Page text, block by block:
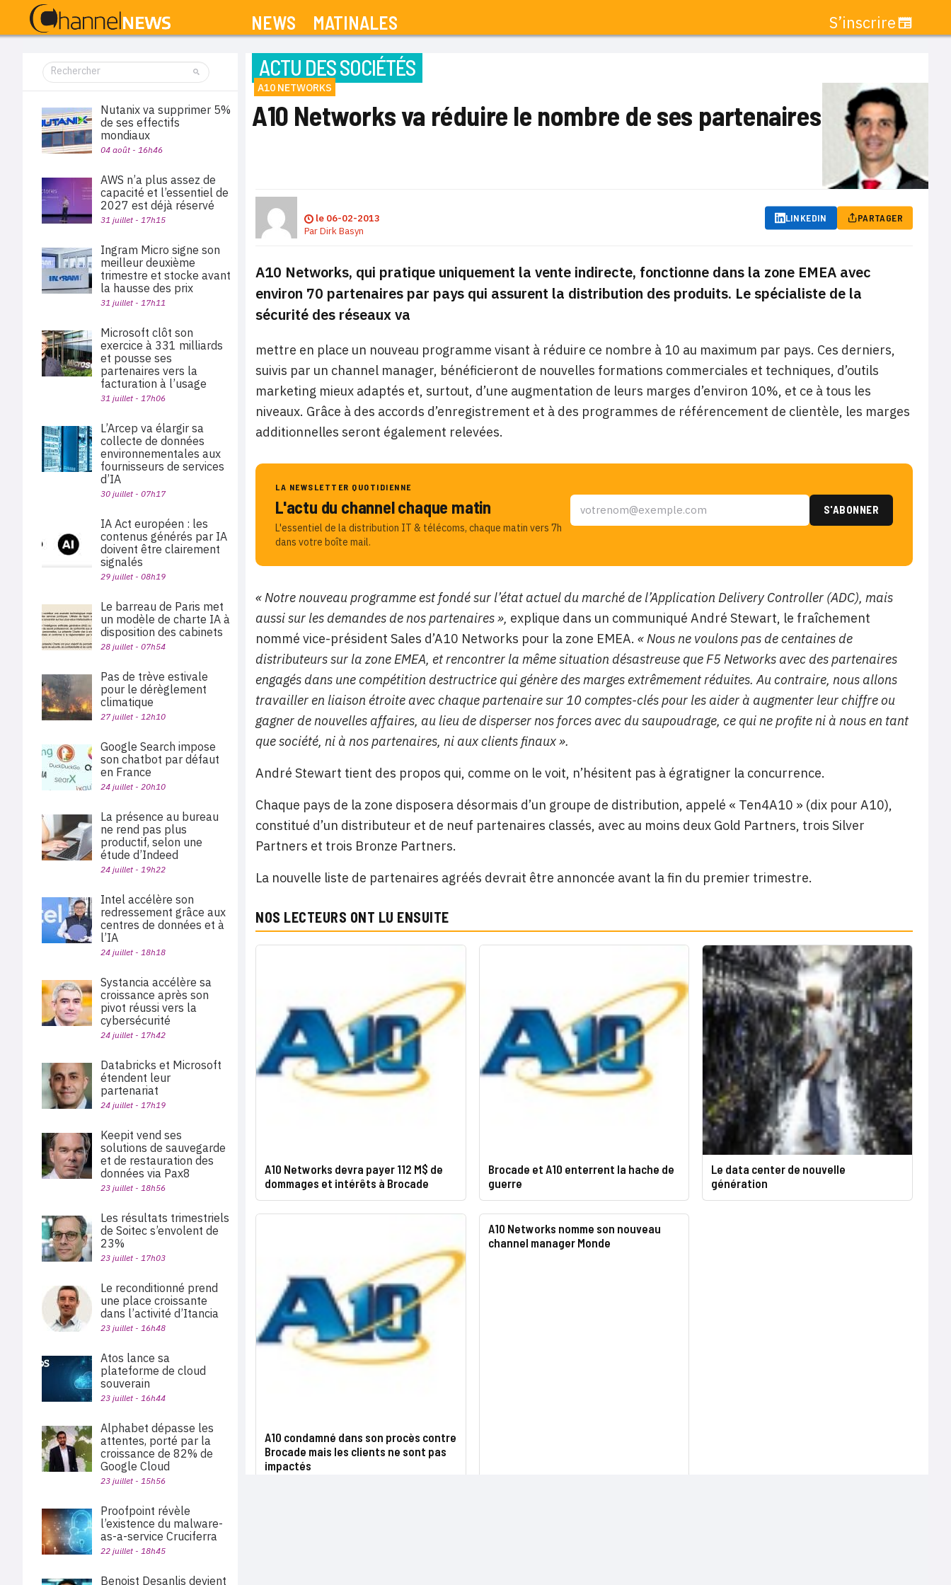
NEWS MATINALES S’inscrire
ACTU DES SOCIÉTÉS
A10 NETWORKS
A10 Networks va réduire le nombre de ses partenaires
le 06-02-2013
ParDirk Basyn
LINKEDIN PARTAGER
A10 Networks, qui pratique uniquement la vente indirecte, fonctionne dans la zone EMEA avec
environ 70 partenaires par pays qui assurent la distribution des produits. Le spécialiste de la
sécurité des réseaux va
mettre en place un nouveau programme visant à réduire ce nombre à 10 au maximum par pays. Ces derniers,
suivis par un channel manager, bénéficieront de nouvelles formations commerciales et techniques, d’outils
marketing mieux adaptés et, surtout, d’une augmentation de leurs marges d’environ 10%, et ce à tous les
niveaux. Grâce à des accords d’enregistrement et à des programmes de référencement de clientèle, les marges
additionnelles seront également relevées.
LA NEWSLETTER QUOTIDIENNE
L'actu du channel chaque matin
L'essentiel de la distribution IT & télécoms, chaque matin vers 7h
dans votre boîte mail.
« Notre nouveau programme est fondé sur l’état actuel du marché de l’Application Delivery Controller (ADC), mais
aussi sur les demandes de nos partenaires », explique dans un communiqué André Stewart, le fraîchement
nommé vice-président Sales d’A10 Networks pour la zone EMEA. « Nous ne voulons pas de centaines de
distributeurs sur la zone EMEA, et rencontrer la même situation désastreuse que F5 Networks avec des partenaires
engagés dans une compétition destructrice qui génère des marges extrêmement réduites. Au contraire, nous allons
travailler en liaison étroite avec chaque partenaire sur 10 comptes-clés pour les aider à augmenter leur chiffre ou
gagner de nouvelles affaires, au lieu de disperser nos forces avec du saupoudrage, ce qui ne profite ni à nous en tant
que société, ni à nos partenaires, ni aux clients finaux ».
André Stewart tient des propos qui, comme on le voit, n’hésitent pas à égratigner la concurrence.
Chaque pays de la zone disposera désormais d’un groupe de distribution, appelé « Ten4A10 » (dix pour A10),
constitué d’un distributeur et de neuf partenaires classés, avec au moins deux Gold Partners, trois Silver
Partners et trois Bronze Partners.
La nouvelle liste de partenaires agréés devrait être annoncée avant la fin du premier trimestre.
NOS LECTEURS ONT LU ENSUITE
A10 Networks devra payer 112 M$ de
dommages et intérêts à Brocade
Brocade et A10 enterrent la hache de
guerre
Le data center de nouvelle
génération
A10 condamné dans son procès contre
Brocade mais les clients ne sont pas
impactés
A10 Networks nomme son nouveau
channel manager Monde
Nutanix va supprimer 5%
de ses effectifs
mondiaux
04 août - 16h46
AWS n’a plus assez de
capacité et l’essentiel de
2027 est déjà réservé
31 juillet - 17h15
Ingram Micro signe son
meilleur deuxième
trimestre et stocke avant
la hausse des prix
31 juillet - 17h11
Microsoft clôt son
exercice à 331 milliards
et pousse ses
partenaires vers la
facturation à l’usage
31 juillet - 17h06
L’Arcep va élargir sa
collecte de données
environnementales aux
fournisseurs de services
d’IA
30 juillet - 07h17
IA Act européen : les
contenus générés par IA
doivent être clairement
signalés
29 juillet - 08h19
Le barreau de Paris met
un modèle de charte IA à
disposition des cabinets
28 juillet - 07h54
Pas de trève estivale
pour le dérèglement
climatique
27 juillet - 12h10
Google Search impose
son chatbot par défaut
en France
24 juillet - 20h10
La présence au bureau
ne rend pas plus
productif, selon une
étude d’Indeed
24 juillet - 19h22
Intel accélère son
redressement grâce aux
centres de données et à
l’IA
24 juillet - 18h18
Systancia accélère sa
croissance après son
pivot réussi vers la
cybersécurité
24 juillet - 17h42
Databricks et Microsoft
étendent leur
partenariat
24 juillet - 17h19
Keepit vend ses
solutions de sauvegarde
et de restauration des
données via Pax8
23 juillet - 18h56
Les résultats trimestriels
de Soitec s’envolent de
23%
23 juillet - 17h03
Le reconditionné prend
une place croissante
dans l’activité d’Itancia
23 juillet - 16h48
Atos lance sa
plateforme de cloud
souverain
23 juillet - 16h44
Alphabet dépasse les
attentes, porté par la
croissance de 82% de
Google Cloud
23 juillet - 15h56
Proofpoint révèle
l’existence du malware-
as-a-service Cruciferra
22 juillet - 18h45
Benoist Desanlis devient